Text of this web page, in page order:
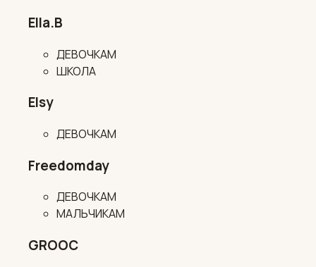
Ella.B
ДЕВОЧКАМ
ШКОЛА
Elsy
ДЕВОЧКАМ
Freedomday
ДЕВОЧКАМ
МАЛЬЧИКАМ
GROOC